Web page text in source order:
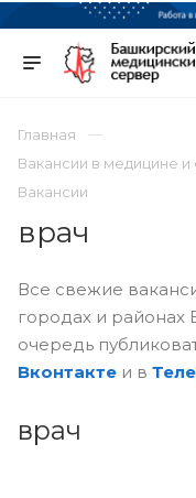
Главная
Вакансии в медицине
Вакансии
врач
Все свежие
городах и
очередь
Вконтакте и в
врач